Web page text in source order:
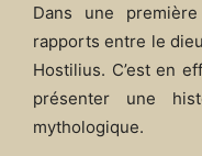
Dans une
rapports entre le
Hostilius. C’est en
présenter une
mythologique.